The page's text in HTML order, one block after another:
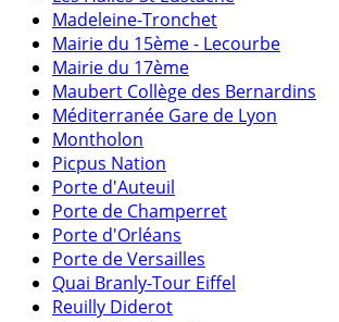
Madeleine-Tronchet
Mairie du 15ème - Lecourbe
Mairie du 17ème
Maubert Collège des Bernardins
Méditerranée Gare de Lyon
Montholon
Picpus Nation
Porte d'Auteuil
Porte de Champerret
Porte d'Orléans
Porte de Versailles
Quai Branly-Tour Eiffel
Reuilly Diderot